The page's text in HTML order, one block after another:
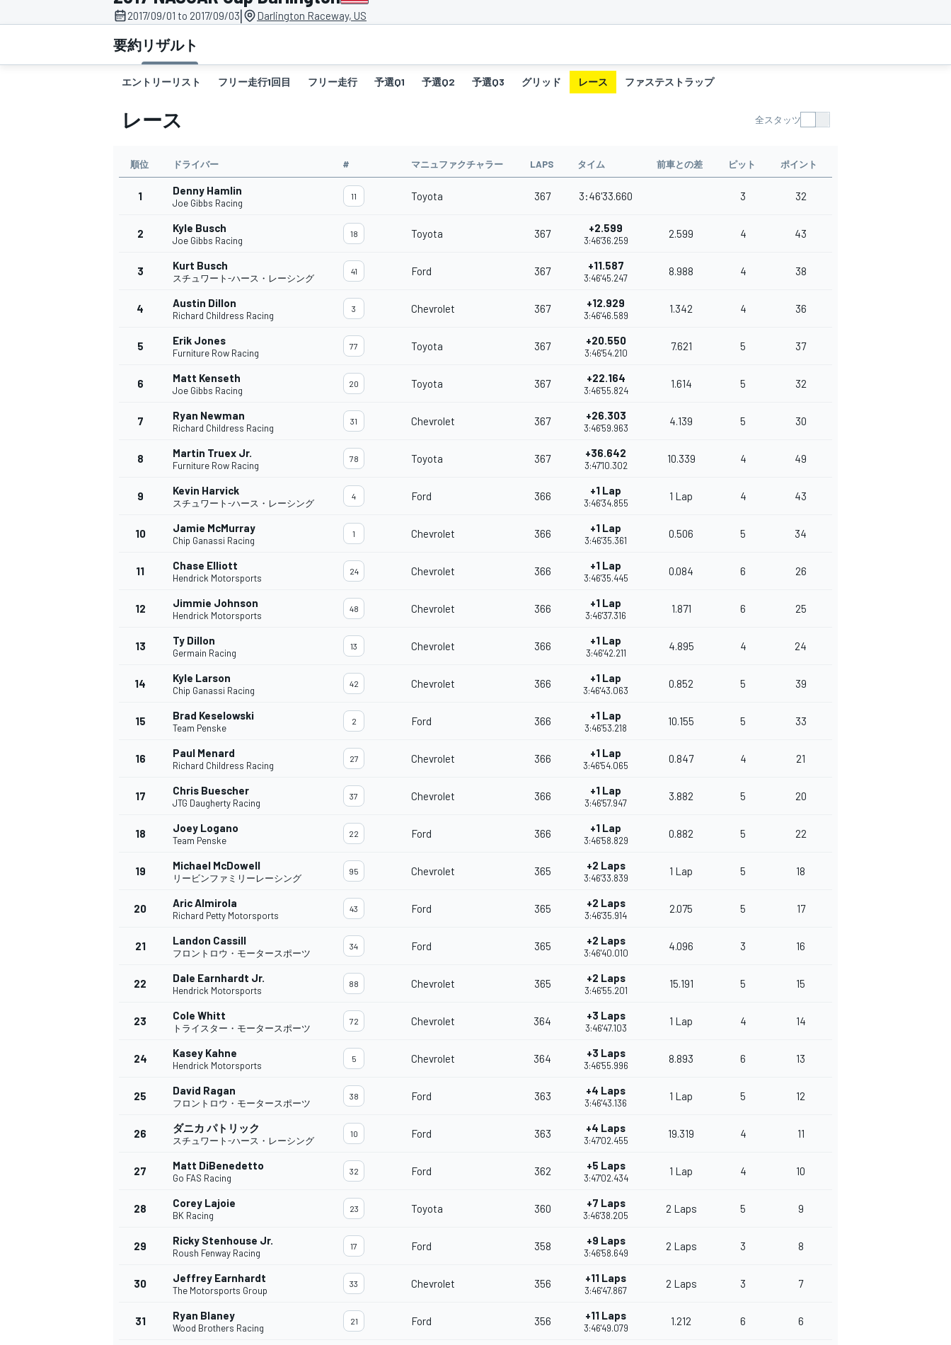
スーパーフォーミュラ
スーパーGT
フォーミュラE
2017/09/01 to 2017/09/03| Darlington Raceway, US
要約リザルト
エントリーリスト フリー走行1回目 フリー走行 予選Q1 予選Q2 予選Q3 グリッド レース ファステストラップ
レース 全スタッツ
順位 ドライバー # マニュファクチャラー LAPS タイム 前車との差 ピット ポイント
1 Denny Hamlin
Joe Gibbs Racing
11 Toyota 367 3:46'33.660 3 32
2 Kyle Busch
Joe Gibbs Racing
18 Toyota 367 +2.599
3:46'36.259
2.599 4 43
3 Kurt Busch
スチュワート-ハース・レーシング
41 Ford 367 +11.587
3:46'45.247
8.988 4 38
4 Austin Dillon
Richard Childress Racing
3 Chevrolet 367 +12.929
3:46'46.589
1.342 4 36
5 Erik Jones
Furniture Row Racing
77 Toyota 367 +20.550
3:46'54.210
7.621 5 37
6 Matt Kenseth
Joe Gibbs Racing
20 Toyota 367 +22.164
3:46'55.824
1.614 5 32
7 Ryan Newman
Richard Childress Racing
31 Chevrolet 367 +26.303
3:46'59.963
4.139 5 30
8 Martin Truex Jr.
Furniture Row Racing
78 Toyota 367 +36.642
3:47'10.302
10.339 4 49
9 Kevin Harvick
スチュワート-ハース・レーシング
4 Ford 366 +1 Lap
3:46'34.855
1 Lap 4 43
10 Jamie McMurray
Chip Ganassi Racing
1 Chevrolet 366 +1 Lap
3:46'35.361
0.506 5 34
11 Chase Elliott
Hendrick Motorsports
24 Chevrolet 366 +1 Lap
3:46'35.445
0.084 6 26
12 Jimmie Johnson
Hendrick Motorsports
48 Chevrolet 366 +1 Lap
3:46'37.316
1.871 6 25
13 Ty Dillon
Germain Racing
13 Chevrolet 366 +1 Lap
3:46'42.211
4.895 4 24
14 Kyle Larson
Chip Ganassi Racing
42 Chevrolet 366 +1 Lap
3:46'43.063
0.852 5 39
15 Brad Keselowski
Team Penske
2 Ford 366 +1 Lap
3:46'53.218
10.155 5 33
16 Paul Menard
Richard Childress Racing
27 Chevrolet 366 +1 Lap
3:46'54.065
0.847 4 21
17 Chris Buescher
JTG Daugherty Racing
37 Chevrolet 366 +1 Lap
3:46'57.947
3.882 5 20
18 Joey Logano
Team Penske
22 Ford 366 +1 Lap
3:46'58.829
0.882 5 22
19 Michael McDowell
リービンファミリーレーシング
95 Chevrolet 365 +2 Laps
3:46'33.839
1 Lap 5 18
20 Aric Almirola
Richard Petty Motorsports
43 Ford 365 +2 Laps
3:46'35.914
2.075 5 17
21 Landon Cassill
フロントロウ・モータースポーツ
34 Ford 365 +2 Laps
3:46'40.010
4.096 3 16
22 Dale Earnhardt Jr.
Hendrick Motorsports
88 Chevrolet 365 +2 Laps
3:46'55.201
15.191 5 15
23 Cole Whitt
トライスター・モータースポーツ
72 Chevrolet 364 +3 Laps
3:46'47.103
1 Lap 4 14
24 Kasey Kahne
Hendrick Motorsports
5 Chevrolet 364 +3 Laps
3:46'55.996
8.893 6 13
25 David Ragan
フロントロウ・モータースポーツ
38 Ford 363 +4 Laps
3:46'43.136
1 Lap 5 12
26 ダニカ パトリック
スチュワート-ハース・レーシング
10 Ford 363 +4 Laps
3:47'02.455
19.319 4 11
27 Matt DiBenedetto
Go FAS Racing
32 Ford 362 +5 Laps
3:47'02.434
1 Lap 4 10
28 Corey Lajoie
BK Racing
23 Toyota 360 +7 Laps
3:46'38.205
2 Laps 5 9
29 Ricky Stenhouse Jr.
Roush Fenway Racing
17 Ford 358 +9 Laps
3:46'58.649
2 Laps 3 8
30 Jeffrey Earnhardt
The Motorsports Group
33 Chevrolet 356 +11 Laps
3:46'47.867
2 Laps 3 7
31 Ryan Blaney
Wood Brothers Racing
21 Ford 356 +11 Laps
3:46'49.079
1.212 6 6